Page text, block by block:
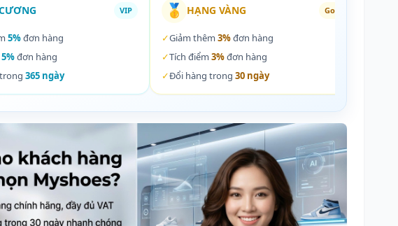
VIP
5%đơn hàng
5%đơn hàng
365 ngày
🥇 HẠNG VÀNG Gold
✓Giảm thêm 3%đơn hàng
✓Tích điểm 3%đơn hàng
✓Đổi hàng trong 30 ngày